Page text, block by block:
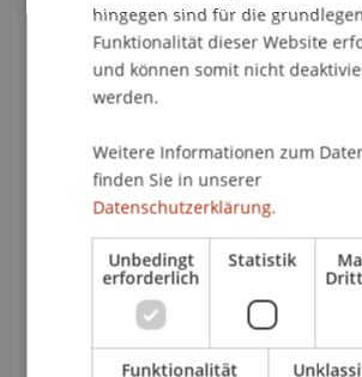
Die Preisträger sowie die
Projekte des Vorarlberger
werden in Form einer
den diesjährigen Ausgezeichneten
unsere Alumni Martin Hackl und
vorm architektur.terminal hackl
sowie der Entwurfsdozent
Des Weiteren werden die fünf
Entwürfe zum Thema
unsere Studierenden ausgestellt.
hingegen sind für die
Funktionalität dieser Website
und können somit nicht
werden.
Weitere Informationen zum
finden Sie in unserer
Datenschutzerklärung.
Unbedingt
erforderlich
Statistik
Funktionalität